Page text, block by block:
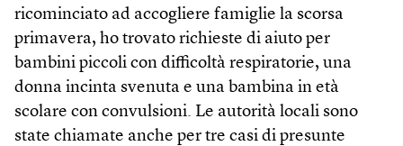
ricominciato ad accogliere famiglie la scorsa
primavera, ho trovato richieste di aiuto per
bambini piccoli con difficoltà respiratorie, una
donna incinta svenuta e una bambina in età
scolare con convulsioni. Le autorità locali sono
state chiamate anche per tre casi di presunte